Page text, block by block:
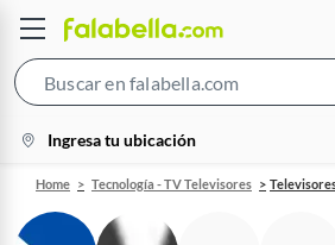
Bar
location-
icon
Ingresa tu ubicación
Home Tecnología - TV Televisores